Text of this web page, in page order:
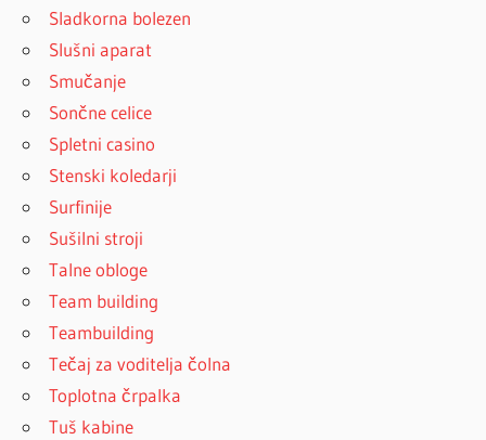
Sladkorna bolezen
Slušni aparat
Smučanje
Sončne celice
Spletni casino
Stenski koledarji
Surfinije
Sušilni stroji
Talne obloge
Team building
Teambuilding
Tečaj za voditelja čolna
Toplotna črpalka
Tuš kabine